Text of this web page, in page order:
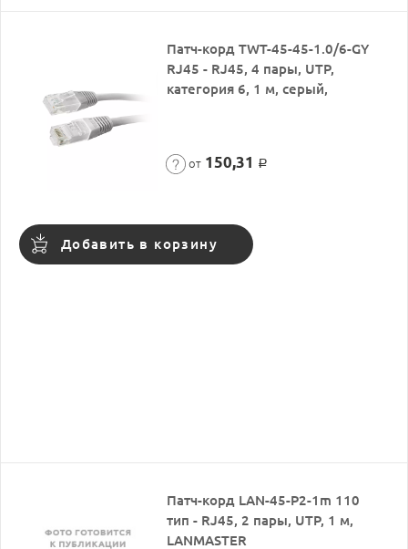
Патч-корд TWT-45-45-1.0/6-GY
RJ45 - RJ45, 4 пары, UTP,
категория 6, 1 м, серый,
от 150,31 Р
Добавить в корзину
Патч-корд LAN-45-P2-1m 110
тип - RJ45, 2 пары, UTP, 1 м,
LANMASTER